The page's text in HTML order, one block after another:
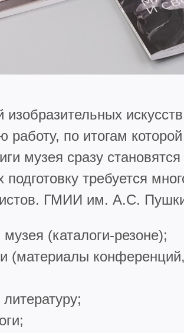
изобразительных
по итогам
музея сразу
подготовку требуется
ГМИИ им. А.С.
(каталоги-резоне);
(материалы